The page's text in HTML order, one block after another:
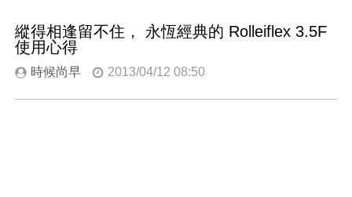
縱得相逢留不住， 永恆經典的 Rolleiflex 3.5F
使用心得
時候尚早 2013/04/12 08:50